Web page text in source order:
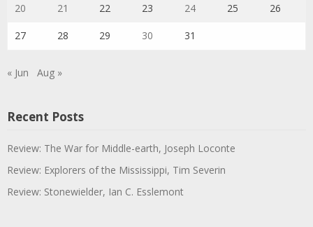
20 21 22 23 24 25 26
27 28 29 30 31
« Jun Aug »
Recent Posts
Review: The War for Middle-earth, Joseph Loconte
Review: Explorers of the Mississippi, Tim Severin
Review: Stonewielder, Ian C. Esslemont